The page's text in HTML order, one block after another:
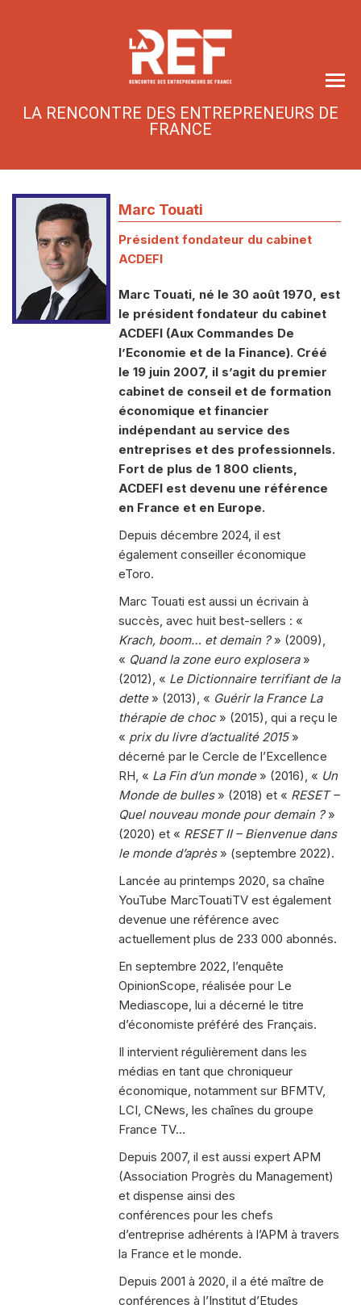
LA RENCONTRE DES ENTREPRENEURS DE
FRANCE
Marc Touati
Président fondateur du cabinet
ACDEFI
Marc Touati, né le 30 août 1970, est
le président fondateur du cabinet
ACDEFI (Aux Commandes De
l’Economie et de la Finance). Créé
le 19 juin 2007, il s’agit du premier
cabinet de conseil et de formation
économique et financier
indépendant au service des
entreprises et des professionnels.
Fort de plus de 1 800 clients,
ACDEFI est devenu une référence
en France et en Europe.
Depuis décembre 2024, il est
également conseiller économique
eToro.
Marc Touati est aussi un écrivain à
succès, avec huit best-sellers : «
Krach, boom… et demain ?» (2009),
« Quand la zone euro explosera»
(2012), « Le Dictionnaire terrifiant de la
dette» (2013), « Guérir la France La
thérapie de choc» (2015), qui a reçu le
« prix du livre d’actualité 2015»
décerné par le Cercle de l’Excellence
RH, « La Fin d’un monde» (2016), « Un
Monde de bulles» (2018) et « RESET –
Quel nouveau monde pour demain ?»
(2020) et « RESET II – Bienvenue dans
le monde d’après» (septembre 2022).
Lancée au printemps 2020, sa chaîne
YouTube MarcTouatiTV est également
devenue une référence avec
actuellement plus de 233 000 abonnés.
En septembre 2022, l’enquête
OpinionScope, réalisée pour Le
Mediascope, lui a décerné le titre
d’économiste préféré des Français.
Il intervient régulièrement dans les
médias en tant que chroniqueur
économique, notamment sur BFMTV,
LCI, CNews, les chaînes du groupe
France TV…
Depuis 2007, il est aussi expert APM
(Association Progrès du Management)
et dispense ainsi des
conférences pour les chefs
d’entreprise adhérents à l’APM à travers
la France et le monde.
Depuis 2001 à 2020, il a été maître de
conférences à l’Institut d’Etudes